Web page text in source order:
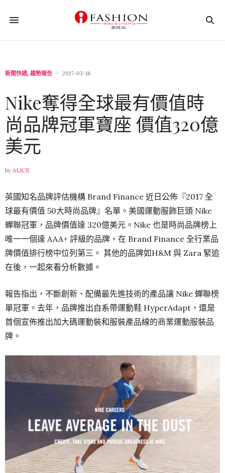
新聞快遞, 趨勢報告 2017-03-16
Nike奪得全球最有價值時
尚品牌冠軍寶座 價值320億
美元
by ALICE
英國知名品牌評估機構 Brand Finance 近日公佈『2017 全
球最有價值 50大時尚品牌』名單。美國運動服飾巨頭 Nike
蟬聯冠軍，品牌價值達 320億美元。Nike 也是時尚品牌榜上
唯一一個達 AAA+ 評級的品牌，在 Brand Finance 全行業品
牌價值排行榜中位列第三。 其他的品牌如H&M 與 Zara 緊追
在後，一起來看分析數據。
報告指出，不斷創新、配備最先進技術的產品讓 Nike 蟬聯榜
單冠軍。去年，品牌推出自系帶運動鞋 HyperAdapt，還是
首個宣佈推出加大碼運動裝和服裝產品線的商業運動服裝品
牌。